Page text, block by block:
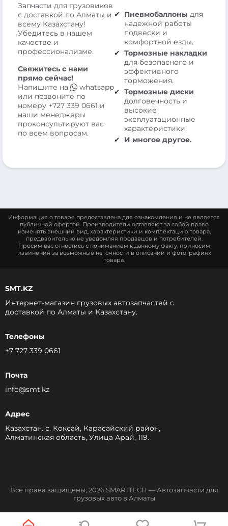
Запчасти для грузовиков
с доставкой по Алматы и
всему Казахстану!
Убедитесь в нашем
качестве и
профессионализме.
Свяжитесь с нами
прямо сейчас!
Напишите на
whatsapp
или позвоните по
номеру +727 339 0661 и
наши менеджеры
проконсультируют вас
по всем вопросам.
Пневмобаллоны для
надежной работы
подвески и
комфортной езды.
Тормозные накладки
для безопасного и
эффективного
торможения.
Тормозные диски
долговечность и
высокие
эксплуатационные
характеристики.
И многое другое.
Информация о товаре предоставлена для ознакомления и не является
публичной офертой. Производители оставляют за собой право
изменять внешний вид, характеристики и комплектацию товара,
предварительно не уведомляя продавцов и потребителей.
Просим вас отнестись с пониманием к данному факту, приносим
извинения за возможные неточности в описании и фотографиях
товара.
SMT.KZ
Интернет-магазин грузовых автозапчастей c
доставкой по Алматы и Казахстану.
Телефоны
+7 727 339 0661
Почта
info@smt.kz
Адрес
Казахстан. с. Коксай, Карасайский район,
Алматинская область, Улица Арай, 119.
Все права защищены, 2026 SMARTTECH — Автозапчасти для
грузовых авто в Алматы